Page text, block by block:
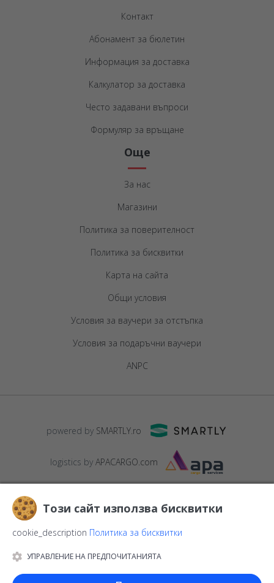
Контакт
Абонамент за бюлетин
Информация за доставка
Калкулатор за доставка
Често задавани въпроси
Формуляр за връщане
Още
За нас
Магазини
Политика за поверителност
Политика за бисквитки
Карта на сайта
Общи условия
Условия за ваучери за отстъпка
Условия за подаръчни ваучери
ANPC
powered by SMARTLY.ro
logistics by APACARGO.com
© 2016-2026
12, parter,Sector 1, cod postal012178,email:
Този сайт използва бисквитки
cookie_description Политика за бисквитки
УПРАВЛЕНИЕ НА ПРЕДПОЧИТАНИЯТА